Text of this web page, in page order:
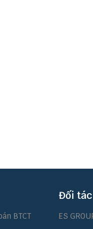
BTCT
Đối tác
ES